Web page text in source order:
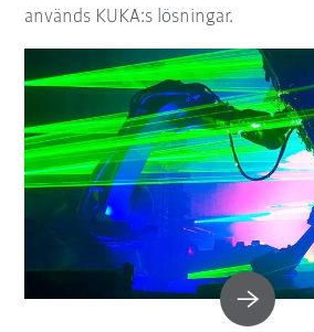
används KUKA:s lösningar.